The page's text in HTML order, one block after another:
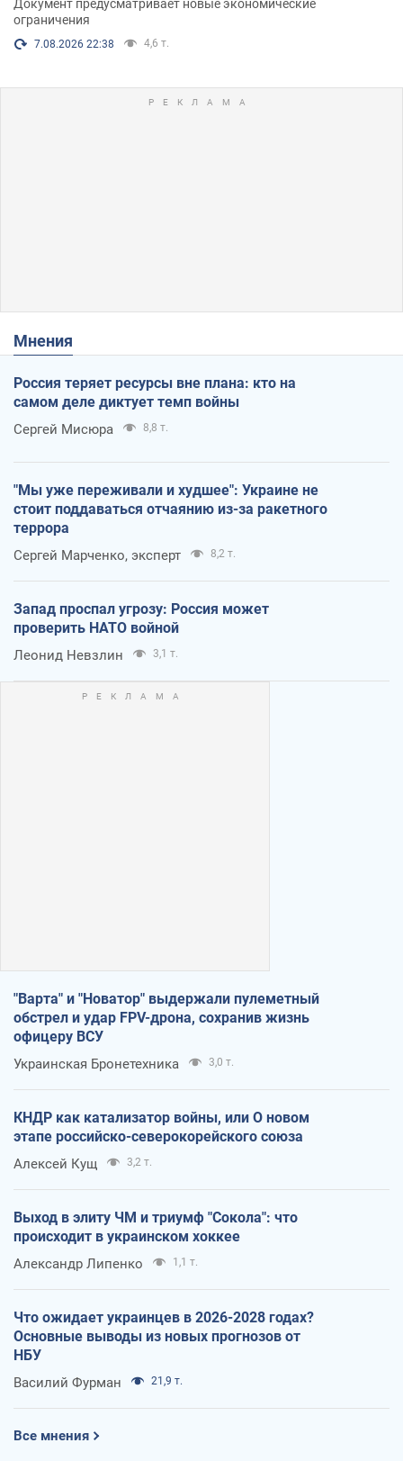
Документ предусматривает новые экономические
ограничения
7.08.2026 22:38 4,6 т.
Мнения
Россия теряет ресурсы вне плана: кто на
самом деле диктует темп войны
Сергей Мисюра 8,8 т.
"Мы уже переживали и худшее": Украине не
стоит поддаваться отчаянию из-за ракетного
террора
Сергей Марченко, эксперт 8,2 т.
Запад проспал угрозу: Россия может
проверить НАТО войной
Леонид Невзлин 3,1 т.
"Варта" и "Новатор" выдержали пулеметный
обстрел и удар FPV-дрона, сохранив жизнь
офицеру ВСУ
Украинская Бронетехника 3,0 т.
КНДР как катализатор войны, или О новом
этапе российско-северокорейского союза
Алексей Кущ 3,2 т.
Выход в элиту ЧМ и триумф "Сокола": что
происходит в украинском хоккее
Александр Липенко 1,1 т.
Что ожидает украинцев в 2026-2028 годах?
Основные выводы из новых прогнозов от
НБУ
Василий Фурман 21,9 т.
Все мнения